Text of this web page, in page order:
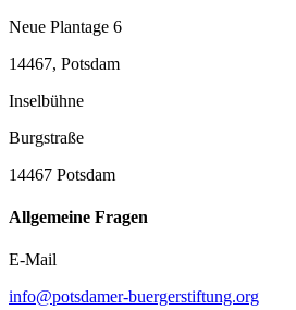
Neue Plantage 6
14467, Potsdam
Inselbühne
Burgstraße
14467 Potsdam
Allgemeine Fragen
E-Mail
info@potsdamer-buergerstiftung.org